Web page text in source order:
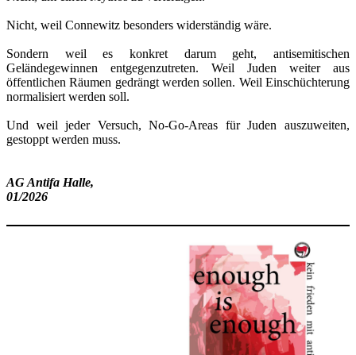
Nicht, weil Connewitz besonders widerständig wäre.
Sondern weil es konkret darum geht, antisemitischen
Geländegewinnen entgegenzutreten. Weil Juden weiter aus
öffentlichen Räumen gedrängt werden sollen. Weil Einschüchterung
normalisiert werden soll.
Und weil jeder Versuch, No-Go-Areas für Juden auszuweiten,
gestoppt werden muss.
AG Antifa Halle,
01/2026